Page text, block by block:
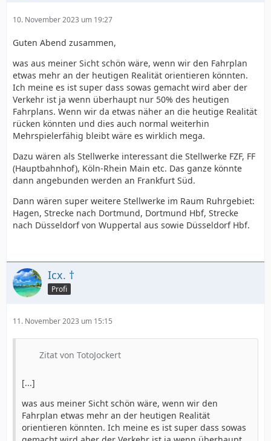
10. November 2023 um 19:27
Guten Abend zusammen,
was aus meiner Sicht schön wäre, wenn wir den Fahrplan
etwas mehr an der heutigen Realität orientieren könnten.
Ich meine es ist super dass sowas gemacht wird aber der
Verkehr ist ja wenn überhaupt nur 50% des heutigen
Fahrplans. Wenn wir da etwas näher an die heutige Realität
rücken könnten und dies auch normal weiterhin
Mehrspielerfähig bleibt wäre es wirklich mega.
Dazu wären als Stellwerke interessant die Stellwerke FZF, FF
(Hauptbahnhof), Köln-Rhein Main etc. Das ganze könnte
dann angebunden werden an Frankfurt Süd.
Dann wären super weitere Stellwerke im Raum Ruhrgebiet:
Hagen, Strecke nach Dortmund, Dortmund Hbf, Strecke
nach Düsseldorf von Wuppertal aus sowie Düsseldorf Hbf.
Icx. †
Profi
11. November 2023 um 15:15
Zitat von TotoJockert
[...]
was aus meiner Sicht schön wäre, wenn wir den
Fahrplan etwas mehr an der heutigen Realität
orientieren könnten. Ich meine es ist super dass sowas